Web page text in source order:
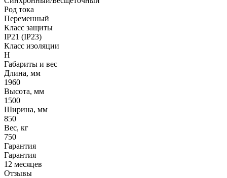
Род тока
Переменный
Класс защиты
IP21 (IP23)
Класс изоляции
Н
Габариты и вес
Длина, мм
1960
Высота, мм
1500
Ширина, мм
850
Вес, кг
750
Гарантия
Гарантия
12 месяцев
Отзывы